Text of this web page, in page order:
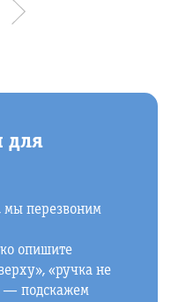
для
мы перезвоним
опишите
«ручка не
— подскажем